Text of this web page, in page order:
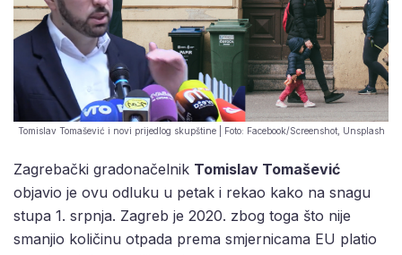
Tomislav Tomašević i novi prijedlog skupštine | Foto: Facebook/Screenshot, Unsplash
Zagrebački gradonačelnik Tomislav Tomašević
objavio je ovu odluku u petak i rekao kako na snagu
stupa 1. srpnja. Zagreb je 2020. zbog toga što nije
smanjio količinu otpada prema smjernicama EU platio